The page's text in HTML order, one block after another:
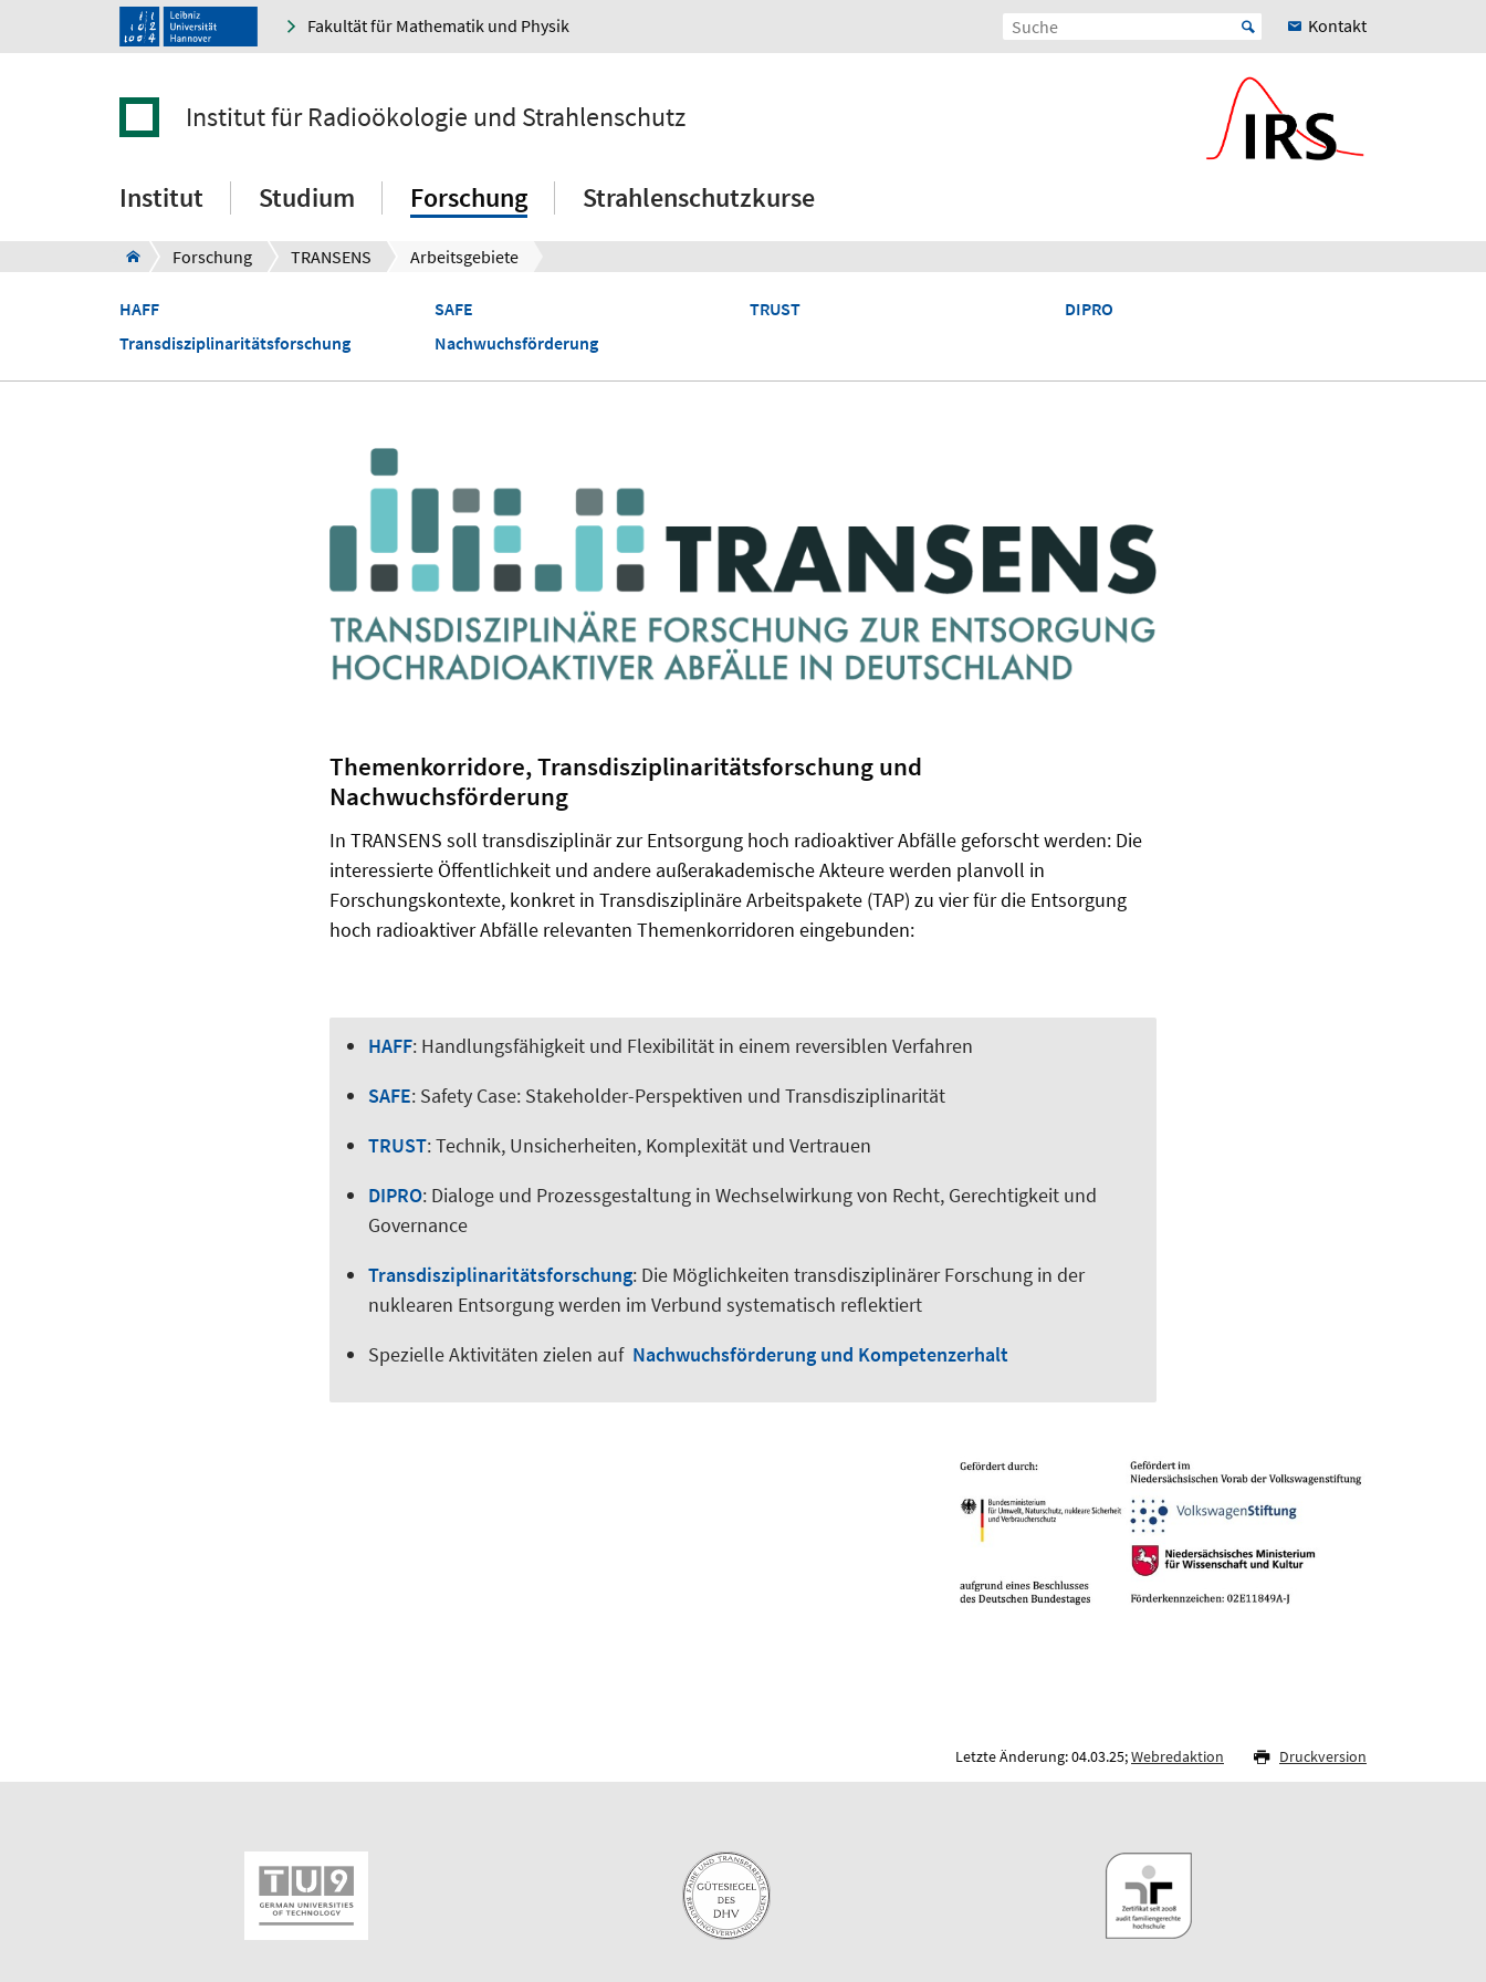
Fakultät für Mathematik und Physik Kontakt
Institut für Radioökologie und Strahlenschutz
Institut Studium Forschung Strahlenschutzkurse
Forschung TRANSENS Arbeitsgebiete
HAFF
Transdisziplinaritätsforschung
SAFE
Nachwuchsförderung
TRUST DIPRO
Themenkorridore, Transdisziplinaritätsforschung und
Nachwuchsförderung
In TRANSENS soll transdisziplinär zur Entsorgung hoch radioaktiver Abfälle geforscht werden: Die
interessierte Öffentlichkeit und andere außerakademische Akteure werden planvoll in
Forschungskontexte, konkret in Transdisziplinäre Arbeitspakete (TAP) zu vier für die Entsorgung
hoch radioaktiver Abfälle relevanten Themenkorridoren eingebunden:
HAFF: Handlungsfähigkeit und Flexibilität in einem reversiblen Verfahren
SAFE: Safety Case: Stakeholder-Perspektiven und Transdisziplinarität
TRUST: Technik, Unsicherheiten, Komplexität und Vertrauen
DIPRO: Dialoge und Prozessgestaltung in Wechselwirkung von Recht, Gerechtigkeit und
Governance
Transdisziplinaritätsforschung: Die Möglichkeiten transdisziplinärer Forschung in der
nuklearen Entsorgung werden im Verbund systematisch reflektiert
Spezielle Aktivitäten zielen auf Nachwuchsförderung und Kompetenzerhalt
Letzte Änderung: 04.03.25;Webredaktion Druckversion